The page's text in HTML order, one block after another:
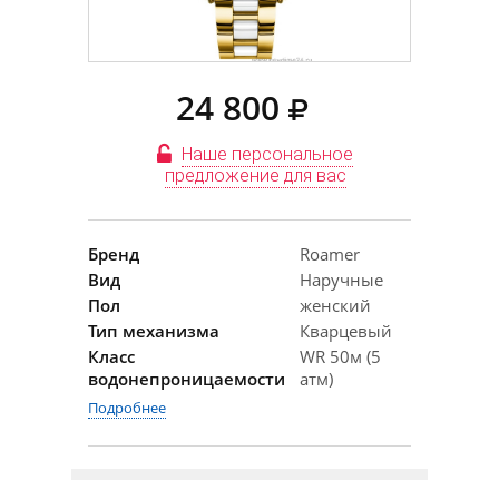
24 800
Наше персональное
предложение для вас
Бренд
Roamer
Вид
Наручные
Пол
женский
Тип механизма
Кварцевый
Класс
водонепроницаемости
WR 50м (5
атм)
Подробнее